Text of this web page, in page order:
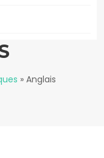
» Anglais